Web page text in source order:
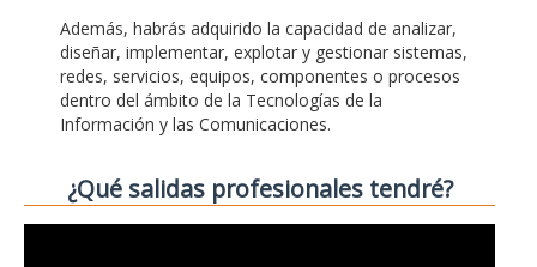
Además, habrás adquirido la capacidad de analizar,
diseñar, implementar, explotar y gestionar sistemas,
redes, servicios, equipos, componentes o procesos
dentro del ámbito de la Tecnologías de la
Información y las Comunicaciones.
¿Qué salidas profesionales tendré?